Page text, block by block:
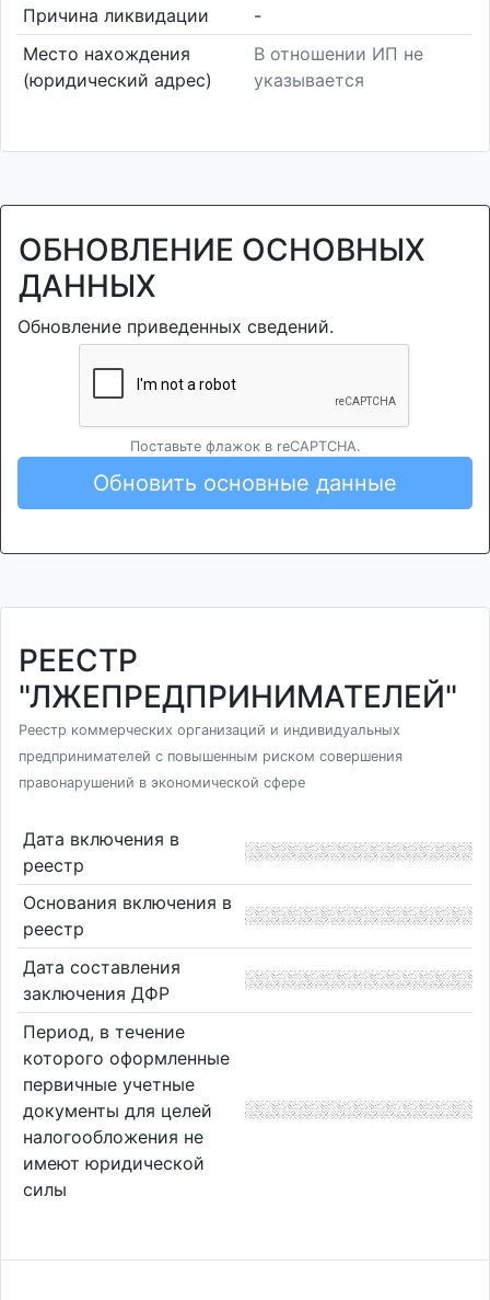
Причина ликвидации
-
Место нахождения
(юридический адрес)
В отношении ИП не
указывается
ОБНОВЛЕНИЕ ОСНОВНЫХ
ДАННЫХ
Обновление приведенных сведений.
Поставьте флажок в reCAPTCHA.
Обновить основные данные
РЕЕСТР
"ЛЖЕПРЕДПРИНИМАТЕЛЕЙ"
Реестр коммерческих организаций и индивидуальных
предпринимателей с повышенным риском совершения
правонарушений в экономической сфере
Дата включения в
реестр
Основания включения в
реестр
Дата составления
заключения ДФР
Период, в течение
которого оформленные
первичные учетные
документы для целей
налогообложения не
имеют юридической
силы